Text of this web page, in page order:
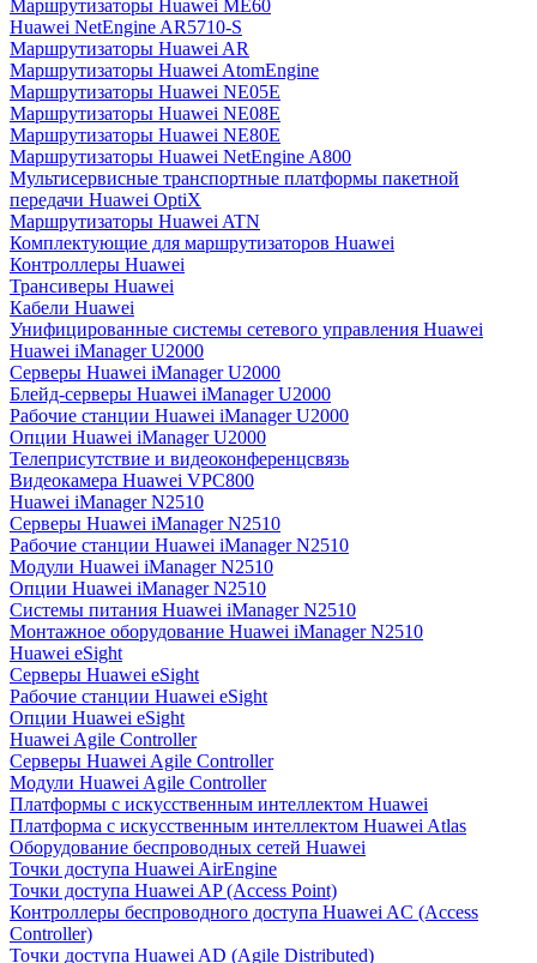
Маршрутизаторы Huawei ME60
Huawei NetEngine AR5710-S
Маршрутизаторы Huawei AR
Маршрутизаторы Huawei AtomEngine
Маршрутизаторы Huawei NE05E
Маршрутизаторы Huawei NE08E
Маршрутизаторы Huawei NE80E
Маршрутизаторы Huawei NetEngine A800
Мультисервисные транспортные платформы пакетной
передачи Huawei OptiX
Маршрутизаторы Huawei ATN
Комплектующие для маршрутизаторов Huawei
Контроллеры Huawei
Трансиверы Huawei
Кабели Huawei
Унифицированные системы сетевого управления Huawei
Huawei iManager U2000
Серверы Huawei iManager U2000
Блейд-серверы Huawei iManager U2000
Рабочие станции Huawei iManager U2000
Опции Huawei iManager U2000
Телеприсутствие и видеоконференцсвязь
Видеокамера Huawei VPC800
Huawei iManager N2510
Серверы Huawei iManager N2510
Рабочие станции Huawei iManager N2510
Модули Huawei iManager N2510
Опции Huawei iManager N2510
Системы питания Huawei iManager N2510
Монтажное оборудование Huawei iManager N2510
Huawei eSight
Серверы Huawei eSight
Рабочие станции Huawei eSight
Опции Huawei eSight
Huawei Agile Controller
Серверы Huawei Agile Controller
Модули Huawei Agile Controller
Платформы с искусственным интеллектом Huawei
Платформа с искусственным интеллектом Huawei Atlas
Оборудование беспроводных сетей Huawei
Точки доступа Huawei AirEngine
Точки доступа Huawei AP (Access Point)
Контроллеры беспроводного доступа Huawei AC (Access
Controller)
Точки доступа Huawei AD (Agile Distributed)